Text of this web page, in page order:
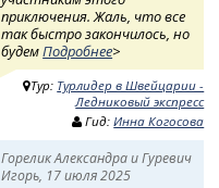
приключения. Жаль, что все
так быстро закончилось, но
будемПодробнее>
Тур: Турлидер в Швейцарии -
Ледниковый экспресс
Гид:Инна Когосова
Горелик Александра и Гуревич
Игорь, 17 июля 2025